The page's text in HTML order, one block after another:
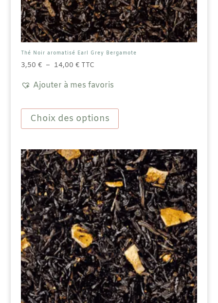
Thé Noir aromatisé Earl Grey Bergamote
3,50 € – 14,00 €Plage
prix :
à
14,00 €
TTC
Ajouter à mes favoris
Choix des options
produit
plusieurs
options
peuvent
être
choisies
sur
la
page
du
produit